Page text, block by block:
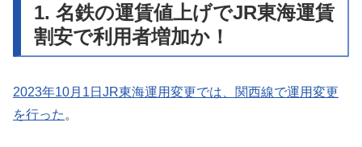
1. 名鉄の運賃値上げでJR東海運賃
割安で利用者増加か！
2023年10月1日JR東海運用変更では、関西線で運用変更
を行った 。